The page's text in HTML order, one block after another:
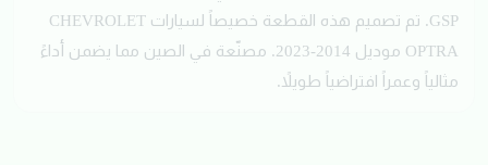
GSP. تم تصميم هذه القطعة خصيصاً لسيارات CHEVROLET
OPTRA موديل 2014-2023. مصنّعة في الصين مما يضمن أداءً
مثالياً وعمراً افتراضياً طويلاً.